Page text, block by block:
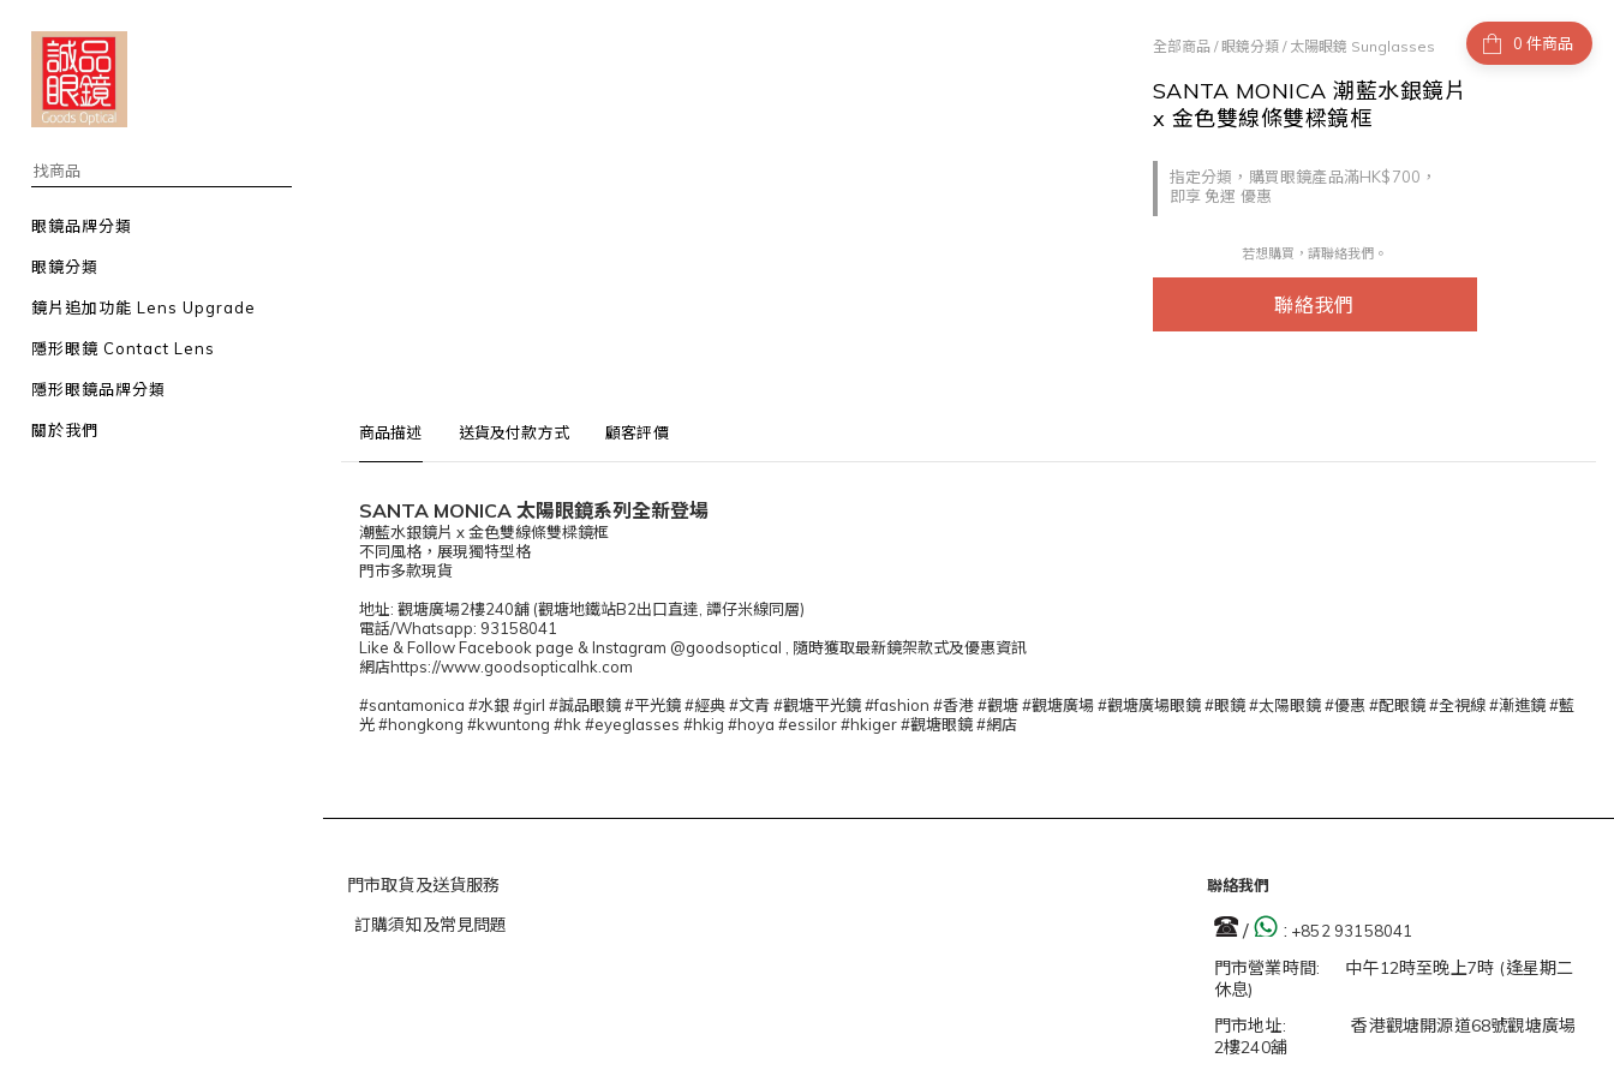
眼鏡品牌分類
眼鏡分類
鏡片追加功能 Lens Upgrade
隱形眼鏡 Contact Lens
隱形眼鏡品牌分類
關於我們
件商品
全部商品 /眼鏡分類/ 太陽眼鏡 Sunglasses
SANTA MONICA 潮藍水銀鏡片
x 金色雙線條雙樑鏡框
指定分類，購買眼鏡產品滿HK$700，
即享 免運 優惠
若想購買，請聯絡我們。
聯絡我們
商品描述 送貨及付款方式 顧客評價
SANTA MONICA 太陽眼鏡系列全新登場
潮藍水銀鏡片 x 金色雙線條雙樑鏡框
不同風格，展現獨特型格
門市多款現貨
地址: 觀塘廣場2樓240舖 (觀塘地鐵站B2出口直達, 譚仔米線同層)
電話/Whatsapp: 93158041
Like & Follow Facebook page & Instagram @goodsoptical , 隨時獲取最新鏡架款式及優惠資訊
網店https://www.goodsopticalhk.com
#santamonica #水銀 #girl #誠品眼鏡 #平光鏡 #經典 #文青 #觀塘平光鏡 #fashion #香港 #觀塘 #觀塘廣場 #觀塘廣場眼鏡 #眼鏡 #太陽眼鏡 #優惠 #配眼鏡 #全視線 #漸進鏡 #藍
光 #hongkong #kwuntong #hk #eyeglasses #hkig #hoya #essilor #hkiger #觀塘眼鏡 #網店
門市取貨及送貨服務
訂購須知及常見問題
聯絡我們
/ : +852 93158041
門市營業時間: 中午12時至晚上7時 (逢星期二
休息)
門市地址: 香港觀塘開源道68號觀塘廣場
2樓240舖